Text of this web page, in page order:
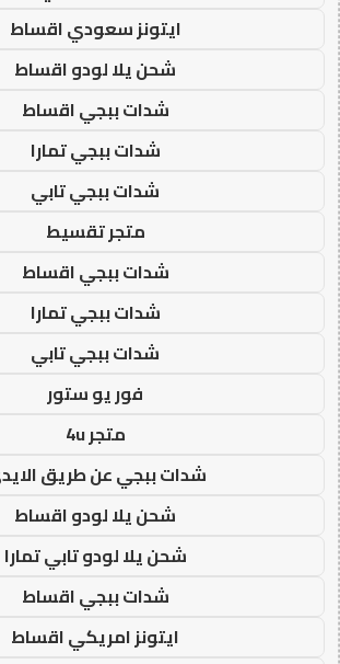
ايتونز سعودي اقساط
شحن يلا لودو اقساط
شدات ببجي اقساط
شدات ببجي تمارا
شدات ببجي تابي
متجر تقسيط
شدات ببجي اقساط
شدات ببجي تمارا
شدات ببجي تابي
فور يو ستور
متجر 4u
شدات ببجي عن طريق
شحن يلا لودو اقساط
شحن يلا لودو تابي تمارا
شدات ببجي اقساط
ايتونز امريكي اقساط